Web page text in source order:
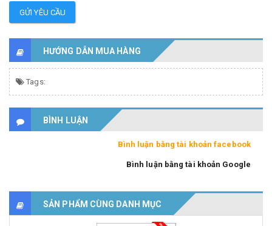
GỬI YÊU CẦU
HƯỚNG DẪN MUA HÀNG
Tags:
BÌNH LUẬN
Bình luận bằng tài khoản facebook
Bình luận bằng tài khoản Google
SẢN PHẨM CÙNG DANH MỤC